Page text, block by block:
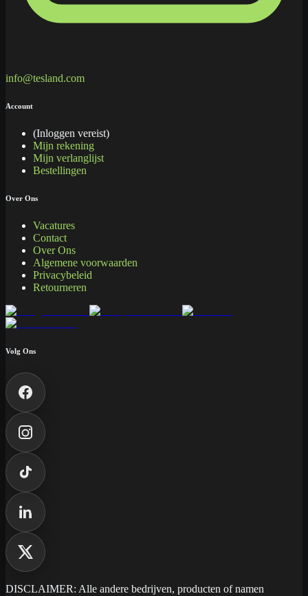
info@tesland.com
Account
(Inloggen vereist)
Mijn rekening
Mijn verlanglijst
Bestellingen
Over Ons
Vacatures
Contact
Over Ons
Algemene voorwaarden
Privacybeleid
Retourneren
Volg Ons
DISCLAIMER: Alle andere bedrijven, producten of namen